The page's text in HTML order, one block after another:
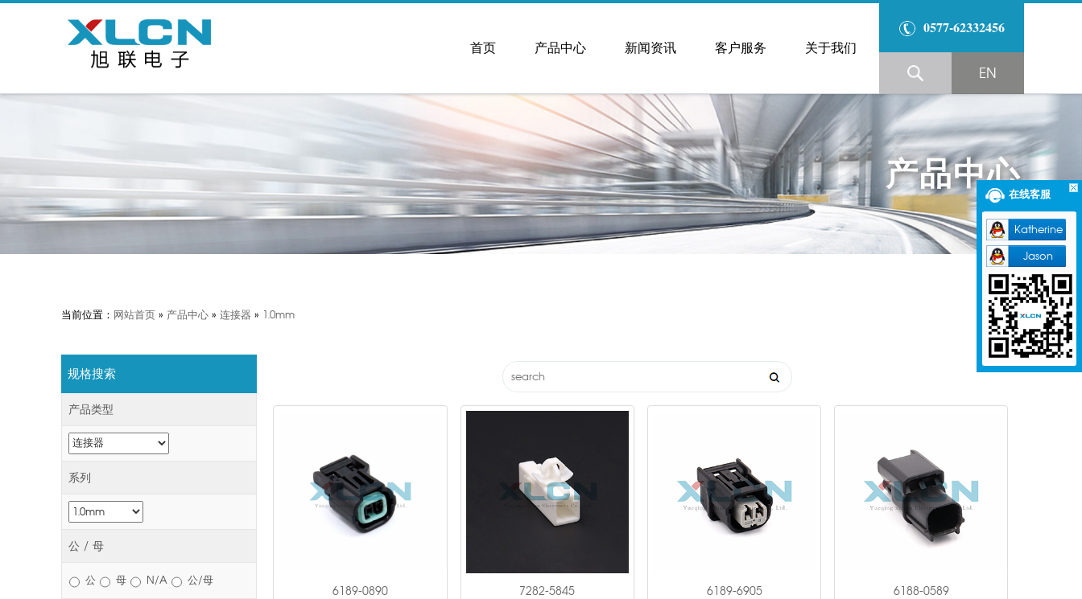
首页 产品中心 新闻资讯 客户服务 关于我们
0577-62332456
EN
产品中心
当前位置： 网站首页 » 产品中心 » 连接器 » 1.0mm
规格搜索
产品类型
系列
公 / 母
公 母 N/A 公/母
6189-0890 7282-5845 6189-6905 6188-0589
在线客服
Katherine
Jason